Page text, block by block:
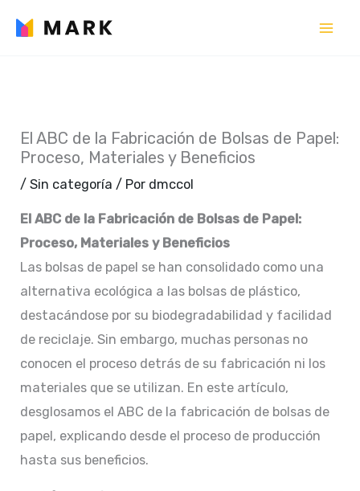
El ABC de la Fabricación de Bolsas de Papel:
Proceso, Materiales y Beneficios
/Sin categoría / Por dmccol
El ABC de la Fabricación de Bolsas de Papel:
Proceso, Materiales y Beneficios
Las bolsas de papel se han consolidado como una
alternativa ecológica a las bolsas de plástico,
destacándose por su biodegradabilidad y facilidad
de reciclaje. Sin embargo, muchas personas no
conocen el proceso detrás de su fabricación ni los
materiales que se utilizan. En este artículo,
desglosamos el ABC de la fabricación de bolsas de
papel, explicando desde el proceso de producción
hasta sus beneficios.